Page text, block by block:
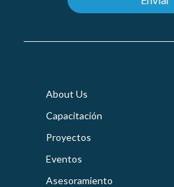
About Us
Capacitación
Proyectos
Eventos
Asesoramiento